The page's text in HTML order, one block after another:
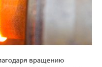
вращению